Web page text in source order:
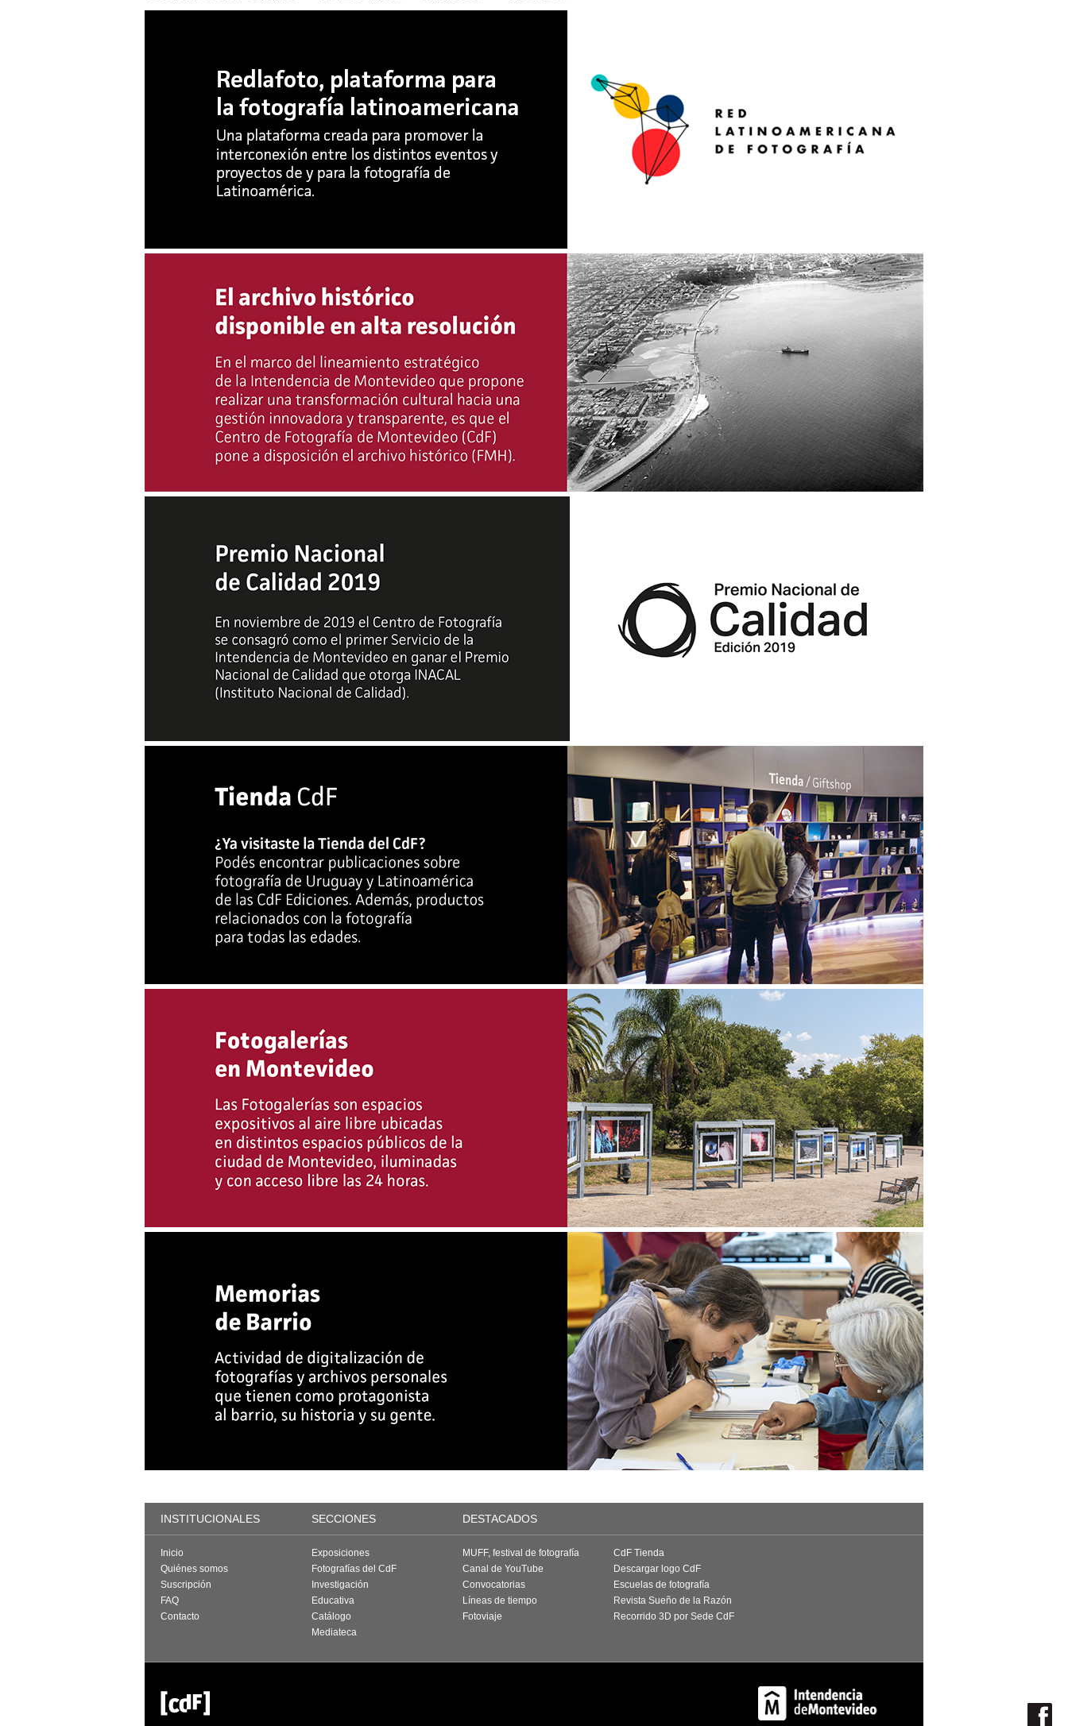
INSTITUCIONALES SECCIONES DESTACADOS
Inicio
Quiénes somos
Suscripción
FAQ
Contacto
Exposiciones
Fotografías del CdF
Investigación
Educativa
Catálogo
Mediateca
MUFF, festival de fotografía
Canal de YouTube
Convocatorias
Líneas de tiempo
Fotoviaje
CdF Tienda
Descargar logo CdF
Escuelas de fotografía
Revista Sueño de la Razón
Recorrido 3D por Sede CdF